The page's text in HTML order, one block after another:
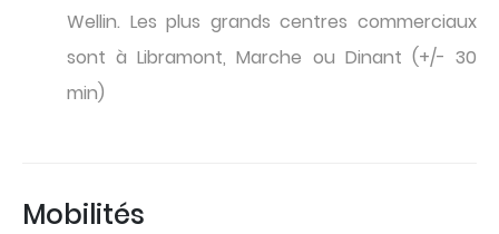
Wellin. Les plus grands centres commerciaux
sont à Libramont, Marche ou Dinant (+/- 30
min)
Mobilités